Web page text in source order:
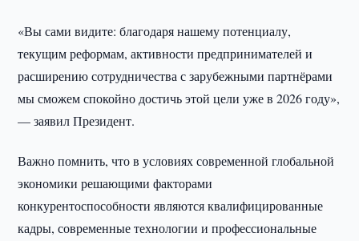
«Вы сами видите: благодаря нашему потенциалу,
текущим реформам, активности предпринимателей и
расширению сотрудничества с зарубежными партнёрами
мы сможем спокойно достичь этой цели уже в 2026 году»,
— заявил Президент.
Важно помнить, что в условиях современной глобальной
экономики решающими факторами
конкурентоспособности являются квалифицированные
кадры, современные технологии и профессиональные